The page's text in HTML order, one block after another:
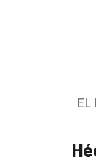
Entrevistas
EL